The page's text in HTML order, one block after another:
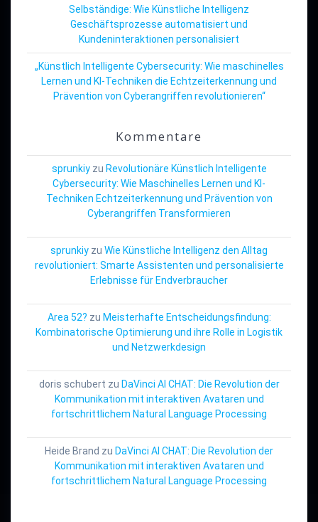
Selbständige: Wie Künstliche Intelligenz
Geschäftsprozesse automatisiert und
Kundeninteraktionen personalisiert
„Künstlich Intelligente Cybersecurity: Wie maschinelles
Lernen und KI-Techniken die Echtzeiterkennung und
Prävention von Cyberangriffen revolutionieren“
Kommentare
sprunkiyzu Revolutionäre Künstlich Intelligente
Cybersecurity: Wie Maschinelles Lernen und KI-
Techniken Echtzeiterkennung und Prävention von
Cyberangriffen Transformieren
sprunkiy zu Wie Künstliche Intelligenz den Alltag
revolutioniert: Smarte Assistenten und personalisierte
Erlebnisse für Endverbraucher
Area 52? zu Meisterhafte Entscheidungsfindung:
Kombinatorische Optimierung und ihre Rolle in Logistik
und Netzwerkdesign
doris schubert zu DaVinci AI CHAT: Die Revolution der
Kommunikation mit interaktiven Avataren und
fortschrittlichem Natural Language Processing
Heide Brand zu DaVinci AI CHAT: Die Revolution der
Kommunikation mit interaktiven Avataren und
fortschrittlichem Natural Language Processing